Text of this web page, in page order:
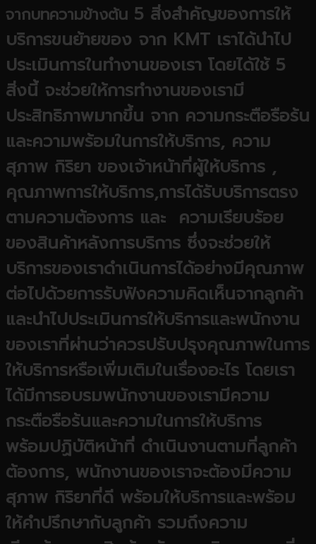
จากบทความข้างต้น 5 สิ่งสำคัญของการให้
บริการขนย้ายของ จาก KMT เราได้นำไป
ประเมินการในทำงานของเรา โดยได้ใช้ 5
สิ่งนี้ จะช่วยให้การทำงานของเรามี
ประสิทธิภาพมากขึ้น จาก ความกระตือรือร้น
และความพร้อมในการให้บริการ, ความ
สุภาพ กิริยา ของเจ้าหน้าที่ผู้ให้บริการ ,
คุณภาพการให้บริการ,การได้รับบริการตรง
ตามความต้องการ และ ความเรียบร้อย
ของสินค้าหลังการบริการ ซึ่งจะช่วยให้
บริการของเราดำเนินการได้อย่างมีคุณภาพ
ต่อไปด้วยการรับฟังความคิดเห็นจากลูกค้า
และนำไปประเมินการให้บริการและพนักงาน
ของเราที่ผ่านว่าควรปรับปรุงคุณภาพในการ
ให้บริการหรือเพิ่มเติมในเรื่องอะไร โดยเรา
ได้มีการอบรมพนักงานของเรามีความ
กระตือรือร้นและความในการให้บริการ
พร้อมปฏิบัติหน้าที่ ดำเนินงานตามที่ลูกค้า
ต้องการ, พนักงานของเราจะต้องมีความ
สุภาพ กิริยาที่ดี พร้อมให้บริการและพร้อม
ให้คำปรึกษากับลูกค้า รวมถึงความ